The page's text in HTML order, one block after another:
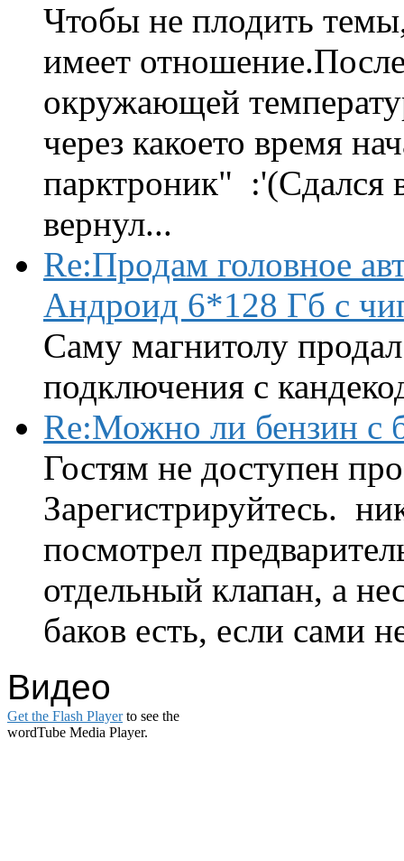
Чтобы не плодить
имеет
окружающей
через какоето время
парктроник" :'(Сдался
вернул...
Re:Продам головное
Андроид 6*128 Гб с
Саму магнитолу
подключения с
Re:Можно ли бензин с
Гостям не доступен
Зарегистрируйтесь.
посмотрел
отдельный клапан, а
баков есть, если сами
Видео
Get the Flash Playerto see the
wordTube Media Player.